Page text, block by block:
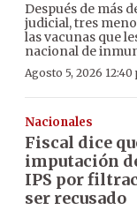
Después de más
judicial, tres
las vacunas que
nacional de
Agosto 5, 2026 12:40
Nacionales
Fiscal dice
imputación
IPS por
ser recusado